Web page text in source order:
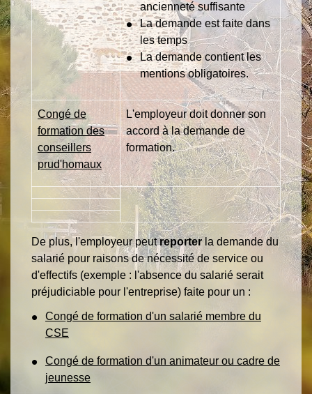
ancienneté suffisante
La demande est faite dans
les temps
La demande contient les
mentions obligatoires.
Congé de
formation des
conseillers
prud'homaux
L'employeur doit donner son
accord à la demande de
formation.
De plus, l'employeur peutreporterla demande du
salarié pour raisons de nécessité de service ou
d'effectifs (exemple : l'absence du salarié serait
préjudiciable pour l'entreprise) faite pour un :
Congé de formation d'un salarié membre du
CSE
Congé de formation d'un animateur ou cadre de
jeunesse